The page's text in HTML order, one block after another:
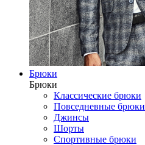
Брюки
Брюки
Классические брюки
Повседневные брюки
Джинсы
Шорты
Спортивные брюки